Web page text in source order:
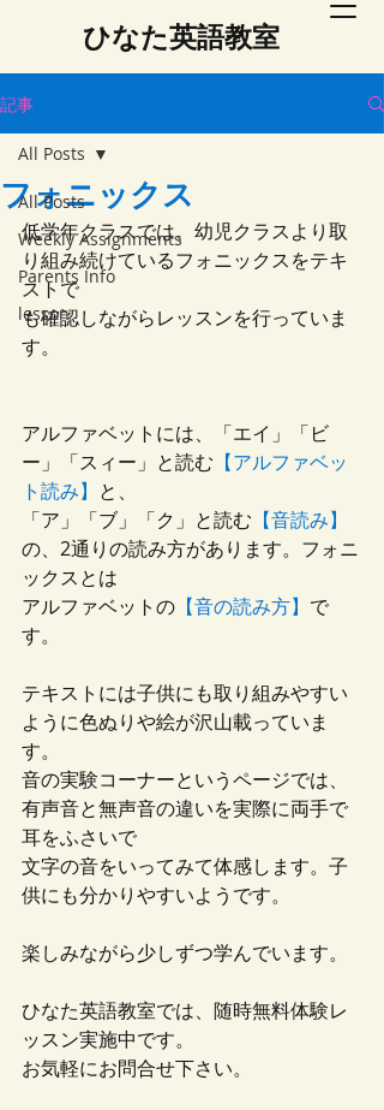
​ひなた英語教室
記事
All Posts
Weekly Assignments
Parents Info
lesson
All Posts
フォニックス
低学年クラスでは、幼児クラスより取
り組み続けているフォニックスをテキ
ストで
も確認しながらレッスンを行っていま
す。
アルファベットには、「エイ」「ビ
ー」「スィー」と読む 【アルファベッ
ト読み】 と、
「ア」「ブ」「ク」と読む 【音読み】
の、2通りの読み方があります。フォニ
ックスとは
アルファベットの 【音の読み方】 で
す。
テキストには子供にも取り組みやすい
ように色ぬりや絵が沢山載っていま
す。
音の実験コーナーというページでは、
有声音と無声音の違いを実際に両手で
耳をふさいで
文字の音をいってみて体感します。子
供にも分かりやすいようです。
楽しみながら少しずつ学んでいます。
ひなた英語教室では、随時無料体験レ
ッスン実施中です。
お気軽にお問合せ下さい。